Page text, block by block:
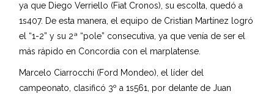
ya que Diego Verriello (Fiat Cronos), su escolta, quedó a
1s407. De esta manera, el equipo de Cristian Martínez logró
el “1-2” y su 2ª “pole” consecutiva, ya que venía de ser el
más rápido en Concordia con el marplatense.
Marcelo Ciarrocchi (Ford Mondeo), el líder del
campeonato, clasificó 3º a 1s561, por delante de Juan